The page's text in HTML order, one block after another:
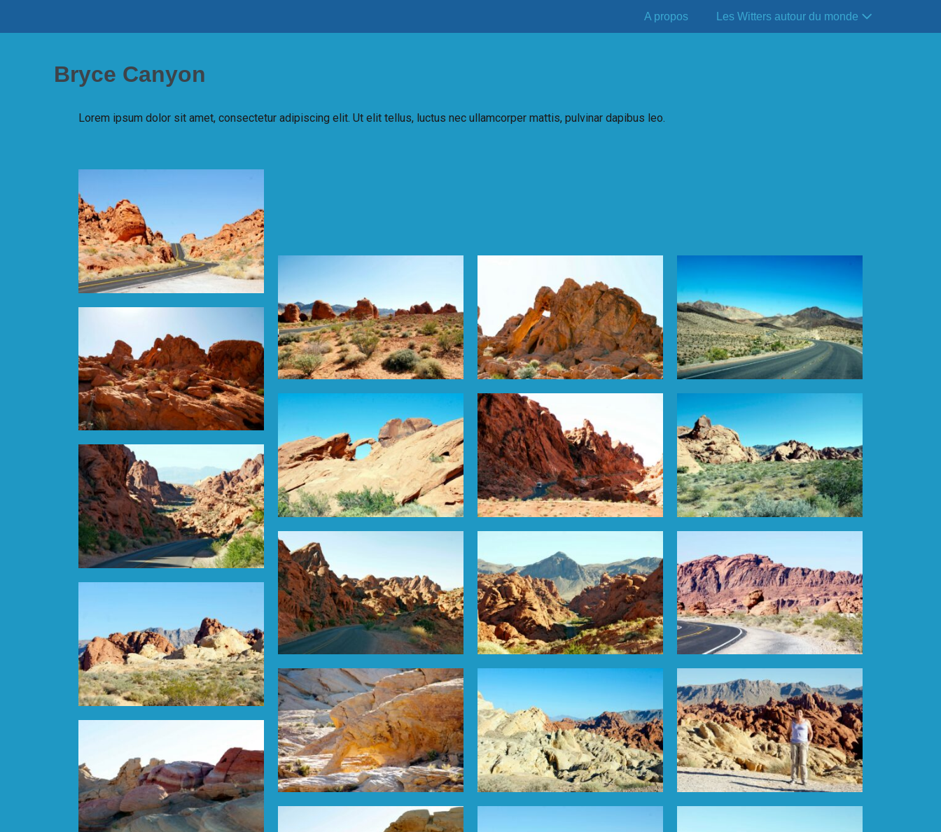
A propos Les Witters autour du monde
Bryce Canyon
Lorem ipsum dolor sit amet, consectetur adipiscing elit. Ut elit tellus, luctus nec ullamcorper mattis, pulvinar dapibus leo.